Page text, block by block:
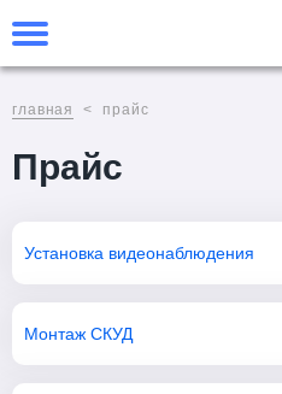
главная прайс
Прайс
Установка видеонаблюдения
Монтаж СКУД